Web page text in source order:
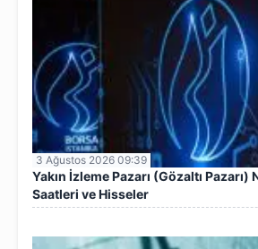
3 Ağustos 2026 09:39
Yakın İzleme Pazarı (Gözaltı Pazarı)
Saatleri ve Hisseler